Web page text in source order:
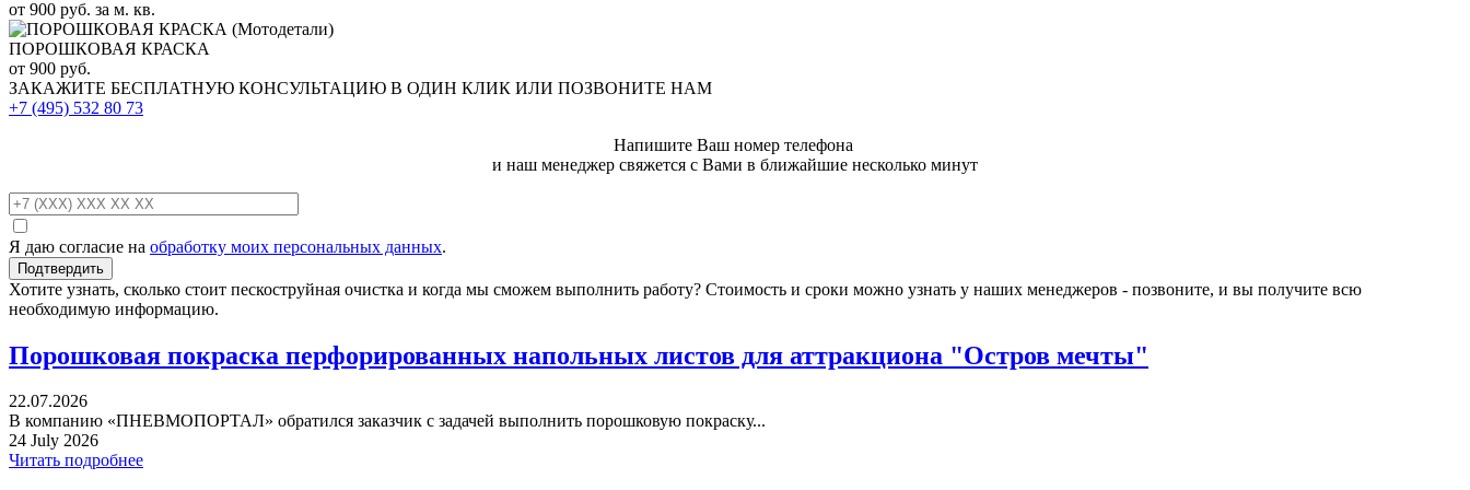
от 900 руб. за м. кв.
ПОРОШКОВАЯ КРАСКА
от 900 руб.
ЗАКАЖИТЕ БЕСПЛАТНУЮ КОНСУЛЬТАЦИЮ В ОДИН КЛИК ИЛИ ПОЗВОНИТЕ НАМ
+7 (495) 532 80 73
Напишите Ваш номер телефона
и наш менеджер свяжется с Вами в ближайшие несколько минут
Я даю согласие на обработку моих персональных данных.
Хотите узнать, сколько стоит пескоструйная очистка и когда мы сможем выполнить работу? Стоимость и сроки можно узнать у наших менеджеров - позвоните, и вы получите всю
необходимую информацию.
Порошковая покраска перфорированных напольных листов для аттракциона "Остров мечты"
22.07.2026
В компанию «ПНЕВМОПОРТАЛ» обратился заказчик с задачей выполнить порошковую покраску...
24 July 2026
Читать подробнее